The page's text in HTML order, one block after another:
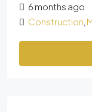
6 months ago
Construction